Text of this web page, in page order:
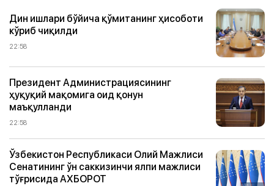
Дин ишлари бўйича қўмитанинг ҳисоботи
кўриб чиқилди
22:58
Президент Администрациясининг
ҳуқуқий мақомига оид қонун
маъқулланди
22:58
Ўзбекистон Республикаси Олий Мажлиси
Сенатининг ўн саккизинчи ялпи мажлиси
тўғрисида АХБОРОТ